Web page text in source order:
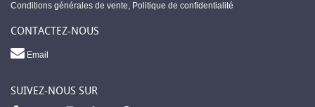
Conditions générales de vente, Politique de confidentialité
CONTACTEZ-NOUS
Email
SUIVEZ-NOUS SUR